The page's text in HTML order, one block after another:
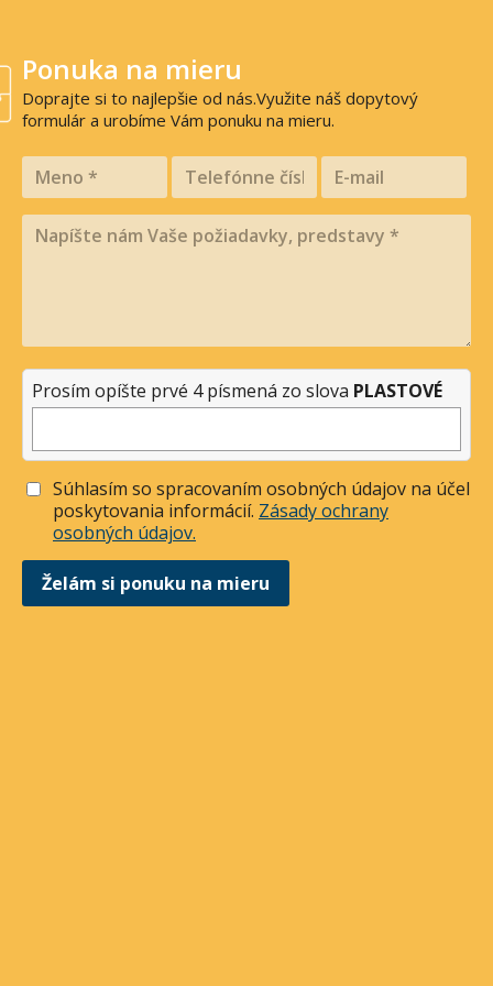
Ponuka na mieru
Doprajte si to najlepšie od nás.Využite náš dopytový
formulár a urobíme Vám ponuku na mieru.
Prosím opíšte prvé 4 písmená zo slova PLASTOVÉ
Súhlasím so spracovaním osobných údajov na účel
poskytovania informácií. Zásady ochrany
osobných údajov.
Želám si ponuku na mieru